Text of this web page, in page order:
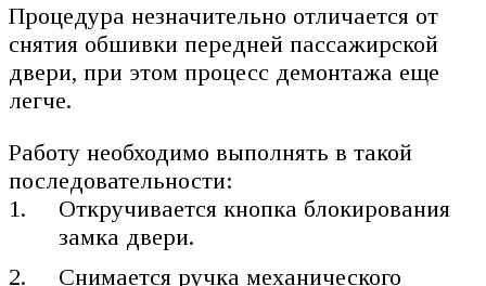
Процедура незначительно отличается от
снятия обшивки передней пассажирской
двери, при этом процесс демонтажа еще
легче.
Работу необходимо выполнять в такой
последовательности:
Откручивается кнопка блокирования
замка двери.
Снимается ручка механического